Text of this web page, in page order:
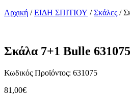
Αρχική /ΕΙΔΗ ΣΠΙΤΙΟΥ /Σκάλες /
Σκάλα 7+1 Bulle 631075
Κωδικός Προϊόντος: 631075
81,00€